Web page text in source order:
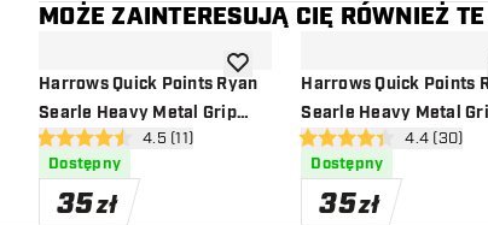
MOŻE ZAINTERESUJĄ CIĘ RÓWNIEŻ
Harrows Quick Points Ryan
Searle Heavy Metal Grip
Gold
otwórz panel recenzji
4.5 gwiazdki oceny
4.5 (11)
Dostępny
35zł
dodaj do listy życzeńHarrows Quick Points
Searle Heavy Metal
Black
otwórz
4.4 gwiazdki oceny4.4 (30)
Dostępny
35zł